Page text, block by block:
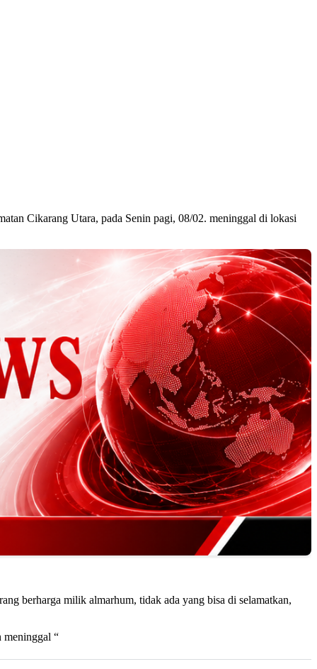
Cikarang Utara, pada Senin pagi, 08/02. meninggal di lokasi
berharga milik almarhum, tidak ada yang bisa di selamatkan,
meninggal “